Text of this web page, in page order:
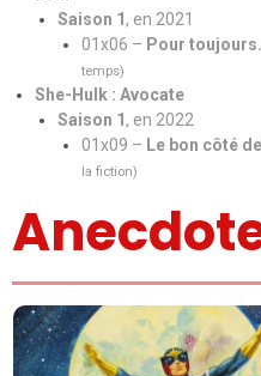
Saison 1, en 2021
01x06 – Pour
temps)
She-Hulk : Avocate
Saison 1, en 2022
01x09 – Le bon côté
la fiction)